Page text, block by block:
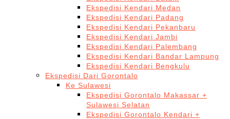
Ekspedisi Kendari Medan
Ekspedisi Kendari Padang
Ekspedisi Kendari Pekanbaru
Ekspedisi Kendari Jambi
Ekspedisi Kendari Palembang
Ekspedisi Kendari Bandar Lampung
Ekspedisi Kendari Bengkulu
Ekspedisi Dari Gorontalo
Ke Sulawesi
Ekspedisi Gorontalo Makassar +
Sulawesi Selatan
Ekspedisi Gorontalo Kendari +